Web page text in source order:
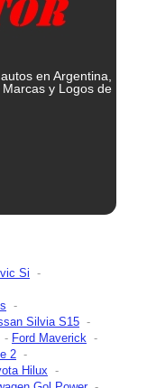
en Argentina,
y Logos de
Si
Silvia S15
Ford Maverick
2
Hilux